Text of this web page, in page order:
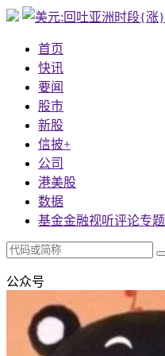
首页
快讯
要闻
股市
新股
信披+
公司
港美股
数据
基金金融视听评论专题
公众号